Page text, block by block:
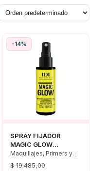
-14%
SPRAY FIJADOR
MAGIC GLOW
HUMECTANTE IDI
HIPOALERGENIC0
Maquillajes, Primers y
fijadores, Rostro
$19.485,00